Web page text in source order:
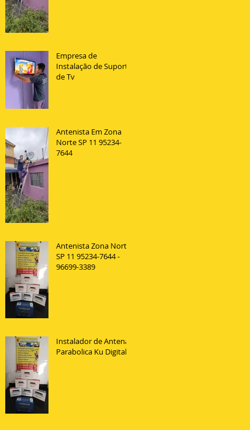
Empresa de
Instalação de Suporte
de Tv
Antenista Em Zona
Norte SP 11 95234-
7644
Antenista Zona Norte
SP 11 95234-7644 -
96699-3389
Instalador de Antena
Parabolica Ku Digital